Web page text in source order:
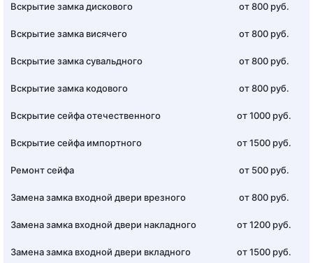
Вскрытие замка дискового от 800 руб.
Вскрытие замка висячего от 800 руб.
Вскрытие замка сувальдного от 800 руб.
Вскрытие замка кодового от 800 руб.
Вскрытие сейфа отечественного от 1000 руб.
Вскрытие сейфа импортного от 1500 руб.
Ремонт сейфа от 500 руб.
Замена замка входной двери врезного от 800 руб.
Замена замка входной двери накладного от 1200 руб.
Замена замка входной двери вкладного от 1500 руб.